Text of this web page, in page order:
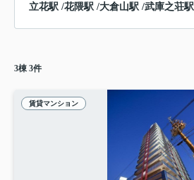
立花駅 /花隈駅 /大倉山駅 /武庫之荘駅
3棟 3件
賃貸マンション